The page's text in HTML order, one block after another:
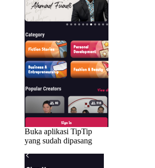
Buka aplikasi TipTip
yang sudah dipasang